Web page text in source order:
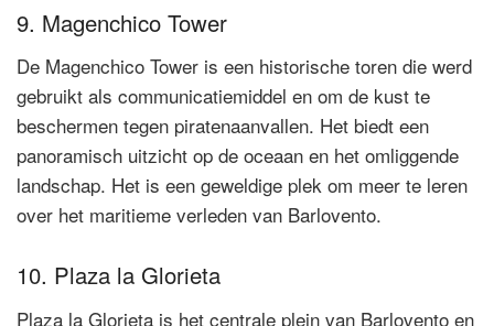
9. Magenchico Tower
De Magenchico Tower is een historische toren die werd
gebruikt als communicatiemiddel en om de kust te
beschermen tegen piratenaanvallen. Het biedt een
panoramisch uitzicht op de oceaan en het omliggende
landschap. Het is een geweldige plek om meer te leren
over het maritieme verleden van Barlovento.
10. Plaza la Glorieta
Plaza la Glorieta is het centrale plein van Barlovento en